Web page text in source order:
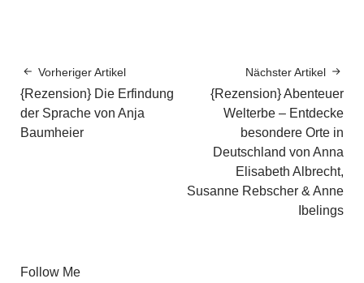
Vorheriger Artikel
{Rezension} Die Erfindung
der Sprache von Anja
Baumheier
Nächster Artikel
{Rezension} Abenteuer
Welterbe – Entdecke
besondere Orte in
Deutschland von Anna
Elisabeth Albrecht,
Susanne Rebscher & Anne
Ibelings
Follow Me